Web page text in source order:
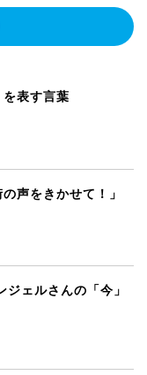
表す言葉
声をきかせて！」
ェルさんの「今」